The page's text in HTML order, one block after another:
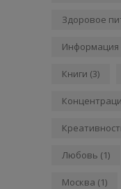
Здоровое
Информация
Книги (3)
Любовь (1)
Москва (1)